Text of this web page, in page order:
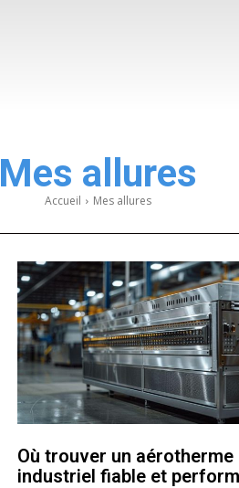
Mes allures
Accueil Mes allures
Où trouver un aérotherme
industriel fiable et